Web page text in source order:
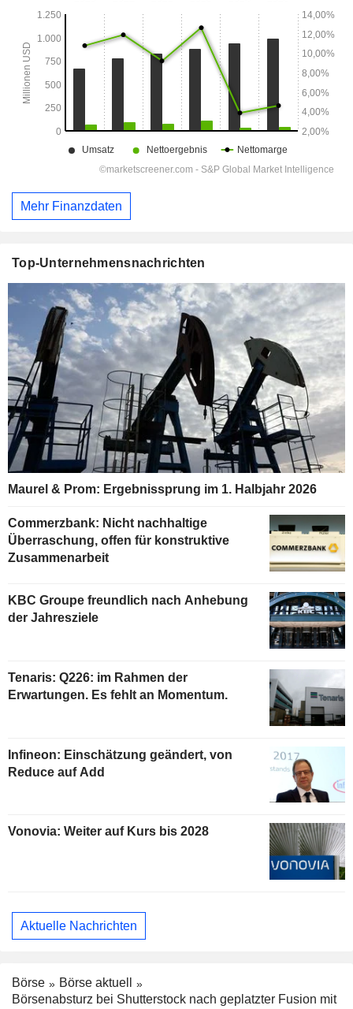
Mehr Finanzdaten
Top-Unternehmensnachrichten
Maurel & Prom: Ergebnissprung im 1. Halbjahr 2026
Commerzbank: Nicht nachhaltige
Überraschung, offen für konstruktive
Zusammenarbeit
KBC Groupe freundlich nach Anhebung
der Jahresziele
Tenaris: Q226: im Rahmen der
Erwartungen. Es fehlt an Momentum.
Infineon: Einschätzung geändert, von
Reduce auf Add
Vonovia: Weiter auf Kurs bis 2028
Aktuelle Nachrichten
Börse
Börse aktuell
Börsenabsturz bei Shutterstock nach geplatzter Fusion mit